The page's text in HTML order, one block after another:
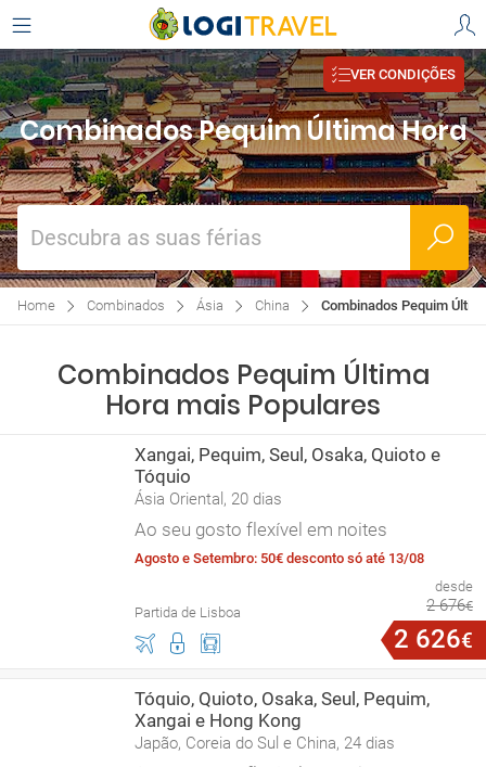
VER CONDIÇÕES
Combinados Pequim Última Hora
Descubra as suas férias
Home Combinados Ásia China Combinados Pequim
Combinados Pequim Última
Hora mais Populares
Xangai, Pequim, Seul, Osaka, Quioto e
Tóquio
Ásia Oriental, 20 dias
Ao seu gosto flexível em noites
Agosto e Setembro: 50€ desconto só até 13/08
Partida de Lisboa
desde
2 676€
2 626€
Tóquio, Quioto, Osaka, Seul, Pequim,
Xangai e Hong Kong
Japão, Coreia do Sul e China, 24 dias